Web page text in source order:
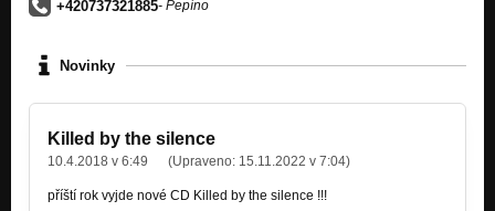
+420737321885- Pepíno
Novinky
Killed by the silence
10.4.2018 v 6:49 (Upraveno: 15.11.2022 v 7:04)
příští rok vyjde nové CD Killed by the silence !!!